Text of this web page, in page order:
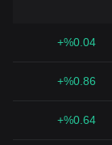
%0.04+
%0.86+
%0.64+